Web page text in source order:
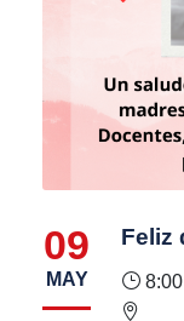
09
MAY
Feliz